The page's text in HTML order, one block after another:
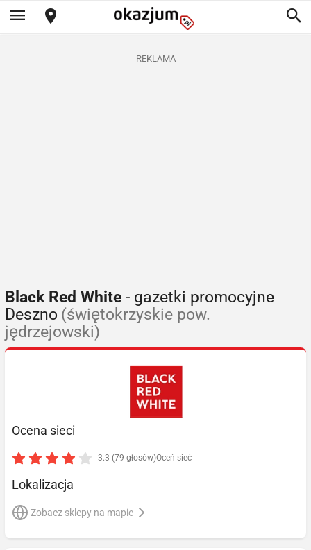
REKLAMA
Black Red White - gazetki promocyjne
Deszno (świętokrzyskie pow.
jędrzejowski)
Ocena sieci
3.3 (79 głosów)Oceń sieć
Lokalizacja
Zobacz sklepy na mapie